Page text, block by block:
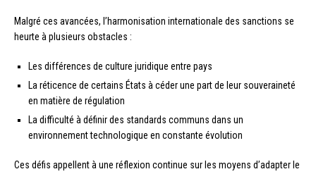
Malgré ces avancées, l’harmonisation internationale des sanctions se
heurte à plusieurs obstacles :
Les différences de culture juridique entre pays
La réticence de certains États à céder une part de leur souveraineté
en matière de régulation
La difficulté à définir des standards communs dans un
environnement technologique en constante évolution
Ces défis appellent à une réflexion continue sur les moyens d’adapter le